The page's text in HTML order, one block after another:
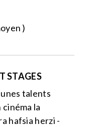
)
STAGES
talents
la
hafsia herzi -